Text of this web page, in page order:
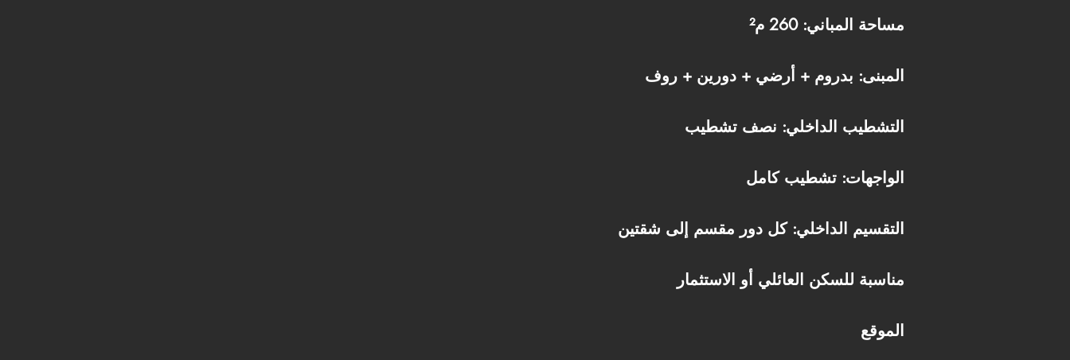
مساحة المباني: 260 م²
المبنى: بدروم + أرضي + دورين + روف
التشطيب الداخلي: نصف تشطيب
الواجهات: تشطيب كامل
التقسيم الداخلي: كل دور مقسم إلى شقتين
مناسبة للسكن العائلي أو الاستثمار
الموقع